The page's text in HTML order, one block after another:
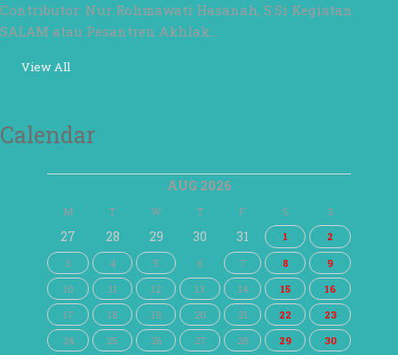
Contributor: Nur Rohmawati Hasanah, S.Si Kegiatan
SALAM atau Pesantren Akhlak…
View All
Calendar
AUG 2026
M T W T F S S
27 28 29 30 31 1
2
3
4 5 6 7 8
9
10
11 12 13 14 15
16
17
18 19 20 21 22
23
24
25 26 27 28 29 30